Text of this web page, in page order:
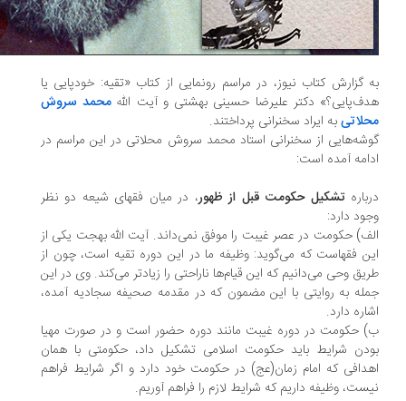
گزارش کتاب نیوز، در مراسم رونمایی از کتاب «تقیه: خودپایی یا
دکتر علیرضا حسینی بهشتی و آیت اللهمحمد سروش
به ایراد سخنرانی پرداختند.
از سخنرانی استاد محمد سروش محلاتی در این مراسم در
آمده است:
تشکیل حکومت قبل از ظهور، در میان فقهای شیعه دو نظر
دارد:
حکومت در عصر غیبت را موفق نمی‌داند. آیت الله بهجت یکی از
فقهاست که می‌گوید: وظیفه ما در این دوره تقیه است، چون از
وحی می‌دانیم که این قیام‌ها ناراحتی را زیادتر می‌کند. وی در این
به روایتی با این مضمون که در مقدمه صحیفه سجادیه آمده،
دارد.
حکومت در دوره غیبت مانند دوره حضور است و در صورت مهیا
شرایط باید حکومت اسلامی تشکیل داد، حکومتی با همان
که امام زمان(عج) در حکومت خود دارد و اگر شرایط فراهم
وظیفه داریم که شرایط لازم را فراهم آوریم.